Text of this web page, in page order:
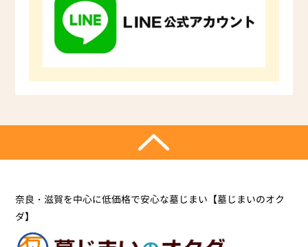
奈良・滋賀を中心に低価格で安心な墓じまい【墓じまいのオク
ダ】